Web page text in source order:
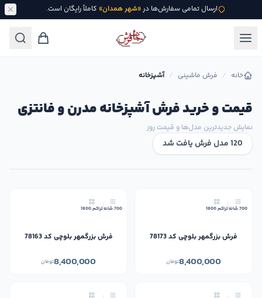
ارسال تمامی سفارش‌ها در«شهر همدان» کاملاً رایگان است.
خانه / فرش ماشینی / آشپزخانه
قیمت و خرید فرش آشپزخانه مدرن و فانتزی
نمایش جدیدترین مدل‌ها و قیمت روز
120 مدل فرش یافت شد
700 شانه تراکم 1800
فرش بزرگمهر بلوچی کد 78173
8,400,000تومان
700 شانه تراکم 1800
فرش بزرگمهر بلوچی کد 78163
8,400,000تومان